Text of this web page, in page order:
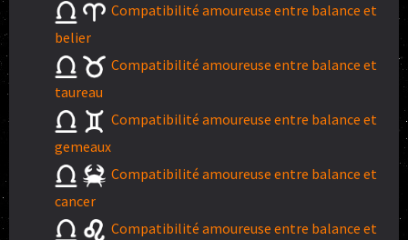
Compatibilité amoureuse entre balance et
belier
Compatibilité amoureuse entre balance et
taureau
Compatibilité amoureuse entre balance et
gemeaux
Compatibilité amoureuse entre balance et
cancer
Compatibilité amoureuse entre balance et